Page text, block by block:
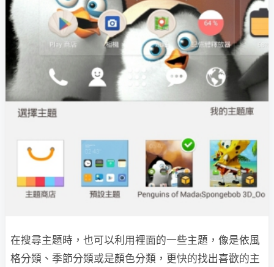
在搜尋主題時，也可以利用裡面的一些主題，像是依風
格分類、季節分類或是顏色分類，更快的找出喜歡的主